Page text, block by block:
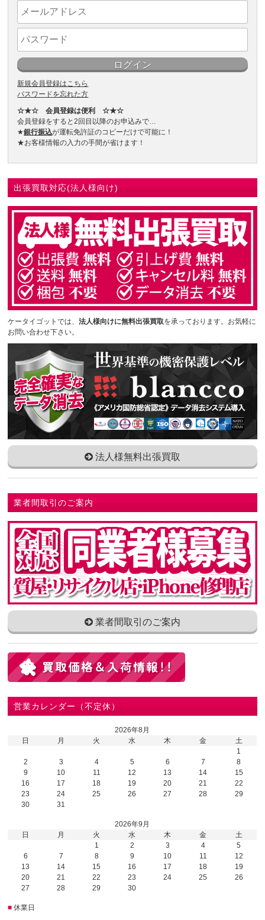
新規会員登録はこちら
パスワードを忘れた方
☆★☆ 会員登録は便利 ☆★☆
会員登録をすると2回目以降のお申込みで…
★銀行振込が運転免許証のコピーだけで可能に！
★お客様情報の入力の手間が省けます！
出張買取対応(法人様向け)
ケータイゴットでは、法人様向けに無料出張買取を承っております。お気軽に
お問い合わせ下さい。
法人様無料出張買取
業者間取引のご案内
業者間取引のご案内
営業カレンダー（不定休）
2026年8月
日
月 火 水 木 金
土
1
2
3 4 5 6 7
8
9
10 11 12 13 14
15
16
17 18 19 20 21
22
23
24 25 26 27 28
29
30
31
2026年9月
日
月 火 水 木 金
土
1
2 3 4
5
6
7 8 9 10 11
12
13
14 15 16 17 18
19
20
21 22 23 24 25
26
27
28 29 30
■ 休業日